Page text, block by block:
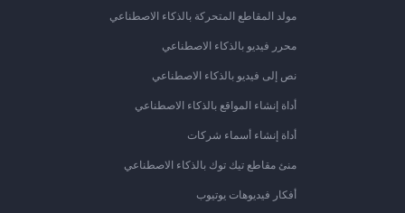
مولد المقاطع المتحركة بالذكاء الاصطناعي
محرر فيديو بالذكاء الاصطناعي
نص إلى فيديو بالذكاء الاصطناعي
أداة إنشاء المواقع بالذكاء الاصطناعي
أداة إنشاء أسماء شركات
منئ مقاطع تيك توك بالذكاء الاصطناعي
أفكار فيديوهات يوتيوب